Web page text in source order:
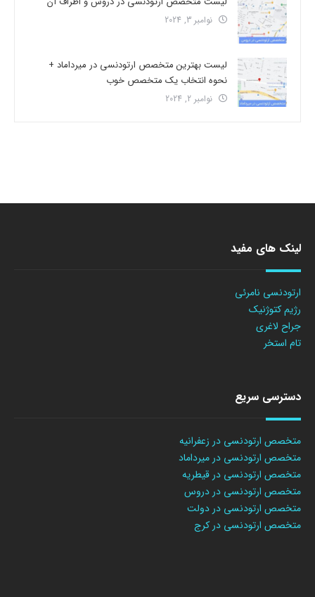
نوامبر 3, 2024
لیست بهترین متخصص ارتودنسی در میرداماد +
نحوه انتخاب یک متخصص خوب
نوامبر 2, 2024
لینک های مفید
ارتودنسی نامرئی
رژیم کتوژنیک
جراح لاغری
تام استخر
دسترسی سریع
متخصص ارتودنسی در زعفرانیه
متخصص ارتودنسی در میرداماد
متخصص ارتودنسی در قیطریه
متخصص ارتودنسی در دروس
متخصص ارتودنسی در دولت
متخصص ارتودنسی در کرج